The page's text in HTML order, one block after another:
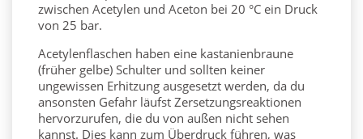
zwischen Acetylen und Aceton bei 20 °C ein Druck
von 25 bar.
Acetylenflaschen haben eine kastanienbraune
(früher gelbe) Schulter und sollten keiner
ungewissen Erhitzung ausgesetzt werden, da du
ansonsten Gefahr läufst Zersetzungsreaktionen
hervorzurufen, die du von außen nicht sehen
kannst. Dies kann zum Überdruck führen, was